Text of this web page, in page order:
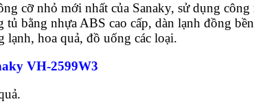
cỡ nhỏ mới nhất của Sanaky, sử dụng
bằng nhựa ABS cao cấp, dàn lạnh đồng
lạnh, hoa quả, đồ uống các loại.
VH-2599W3